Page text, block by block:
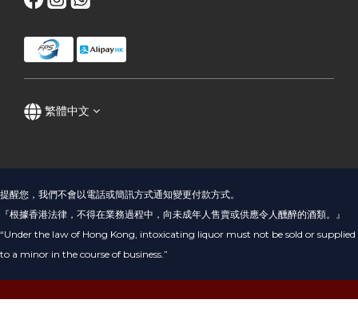
繁體中文
提醒您，我們不會以電話或簡訊方式通知變更付款方式。
『根據香港法律，不得在業務過程中，向未成年人售賣或供應令人醺醉的酒類。』
“Under the law of Hong Kong, intoxicating liquor must not be sold or supplied
to a minor in the course of business.”